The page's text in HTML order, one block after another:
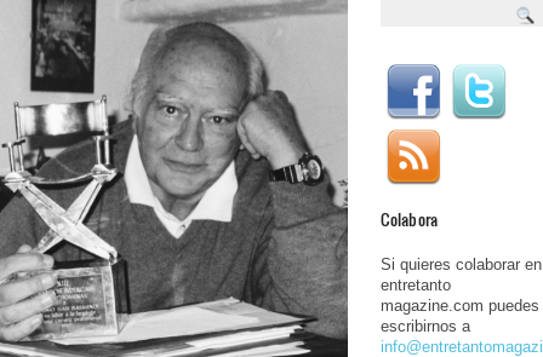
Colabora
Si quieres colaborar en
entretanto
magazine.com puedes
escribirnos a